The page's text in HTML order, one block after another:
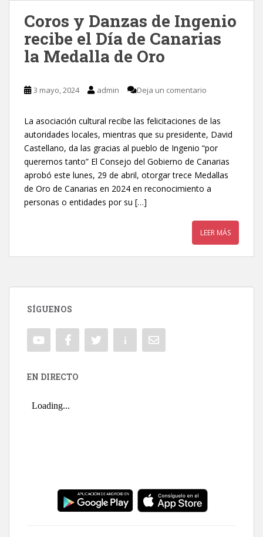
Coros y Danzas de Ingenio
recibe el Día de Canarias
la Medalla de Oro
3 mayo, 2024 admin Deja un comentario
La asociación cultural recibe las felicitaciones de las
autoridades locales, mientras que su presidente, David
Castellano, da las gracias al pueblo de Ingenio “por
querernos tanto” El Consejo del Gobierno de Canarias
aprobó este lunes, 29 de abril, otorgar trece Medallas
de Oro de Canarias en 2024 en reconocimiento a
personas o entidades por su […]
LEER MÁS
SÍGUENOS
EN DIRECTO